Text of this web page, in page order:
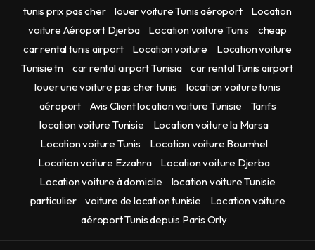
tunis prix pas cher
louer voiture Tunis aéroport
Location
voiture Aéroport Djerba
Location voiture Tunis
cheap
car rental tunis airport
Location voiture
Location voiture
Tunisie tn
car rental airport Tunisia
car rental Tunis airport
louer une voiture pas cher tunis
location voiture tunis
aéroport
Avis Client location voiture Tunisie
Tarifs
location voiture Tunisie
Location voiture la Marsa
Location voiture Tunis
Location voiture Boumhel
Location voiture Ezzahra
Location voiture Djerba
Location voiture à domicile
location voiture Tunisie
particulier
voiture de location tunisie
Location voiture
aéroport Tunis depuis Paris Orly